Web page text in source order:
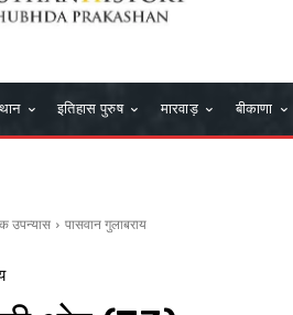
इतिहास पुरुष मारवाड़ बीकाणा
उपन्यास पासवान गुलाबराय